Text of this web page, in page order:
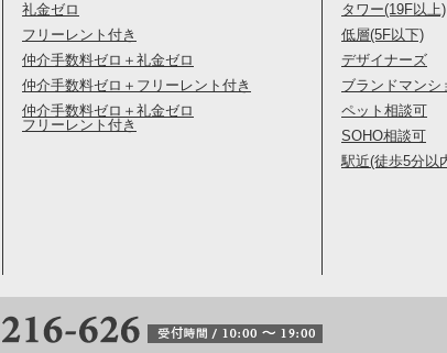
礼金ゼロ
フリーレント付き
仲介手数料ゼロ＋礼金ゼロ
仲介手数料ゼロ＋フリーレント付き
仲介手数料ゼロ＋礼金ゼロ
フリーレント付き
タワー(19F以上)
低層(5F以下)
デザイナーズ
ブランドマンシ
ペット相談可
SOHO相談可
駅近(徒歩5分以